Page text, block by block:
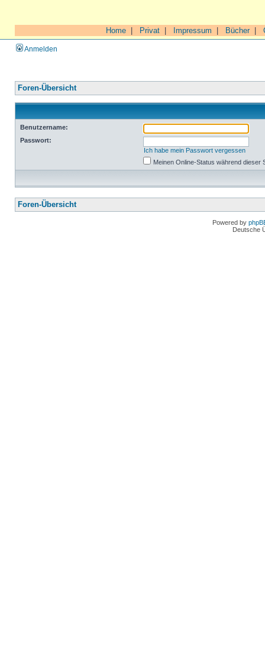
Home Privat Impressum Bücher|
Anmelden
Foren-Übersicht
Benutzername:
Passwort:
Ich habe mein Passwort vergessen
Meinen Online-Status während dieser
Foren-Übersicht
Powered by
Deutsche